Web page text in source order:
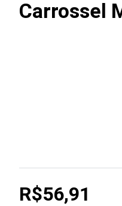
Carrossel
R$56,91